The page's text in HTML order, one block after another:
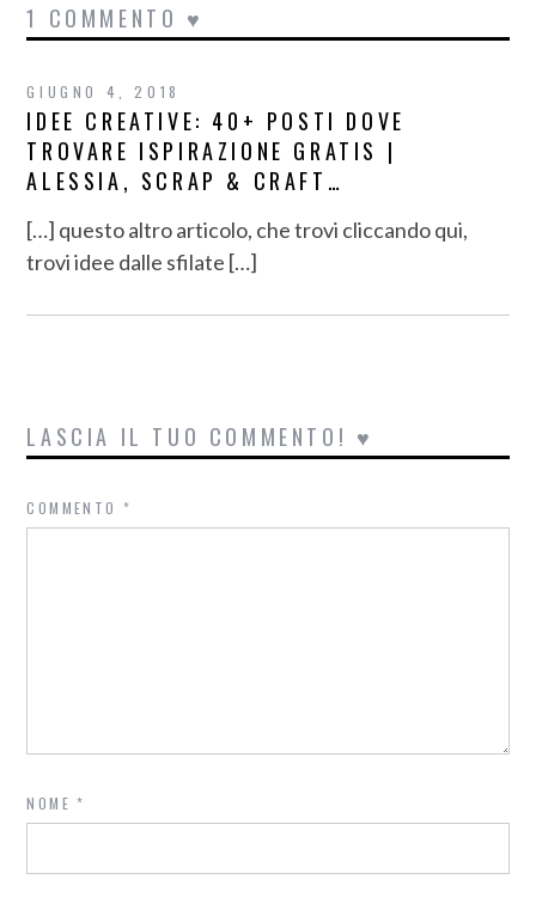
1 COMMENTO ♥
GIUGNO 4, 2018
IDEE CREATIVE: 40+ POSTI DOVE
TROVARE ISPIRAZIONE GRATIS |
ALESSIA, SCRAP & CRAFT…
[…] questo altro articolo, che trovi cliccando qui,
trovi idee dalle sfilate […]
LASCIA IL TUO COMMENTO! ♥
COMMENTO*
NOME*